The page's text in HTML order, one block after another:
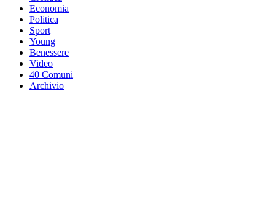
Economia
Politica
Sport
Young
Benessere
Video
40 Comuni
Archivio